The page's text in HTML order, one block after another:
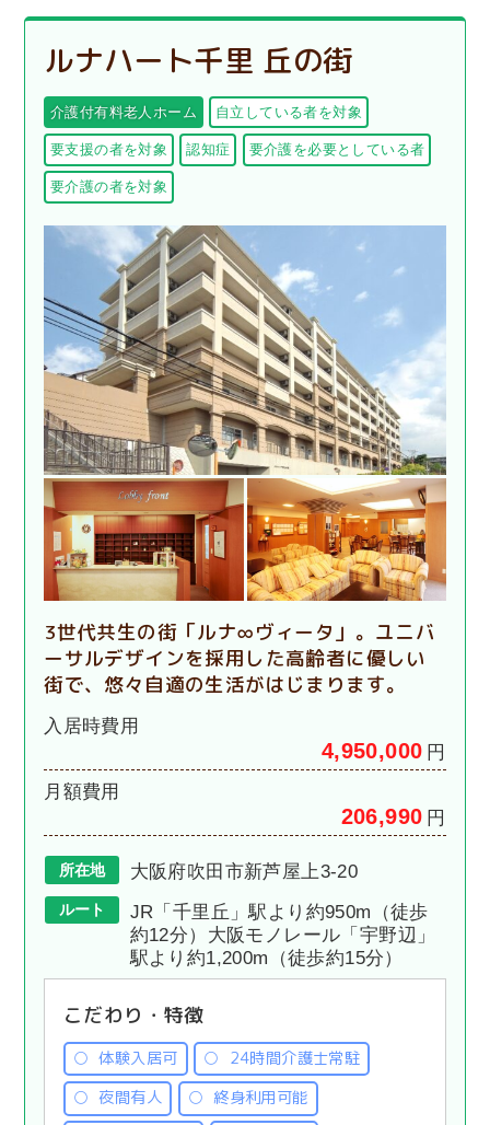
ルナハート千里 丘の街
介護付有料老人ホーム 自立している者を対象
要支援の者を対象 認知症 要介護を必要としている者
要介護の者を対象
3世代共生の街「ルナ∞ヴィータ」。ユニバ
ーサルデザインを採用した高齢者に優しい
街で、悠々自適の生活がはじまります。
入居時費用
4,950,000 円
月額費用
206,990 円
所在地 大阪府吹田市新芦屋上3-20
ルート
JR「千里丘」駅より約950m（徒歩
約12分）大阪モノレール「宇野辺」
駅より約1,200m（徒歩約15分）
こだわり・特徴
体験入居可
24時間介護士常駐
夜間有人
終身利用可能